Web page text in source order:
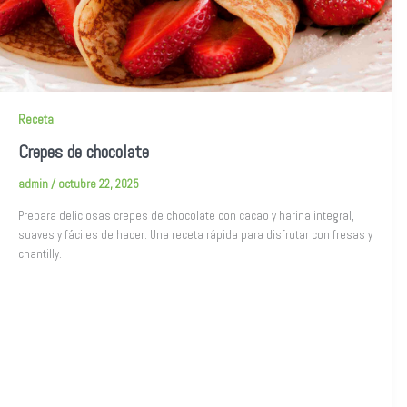
Receta
Crepes de chocolate
admin/octubre 22, 2025
Prepara deliciosas crepes de chocolate con cacao y harina integral,
suaves y fáciles de hacer. Una receta rápida para disfrutar con fresas y
chantilly.